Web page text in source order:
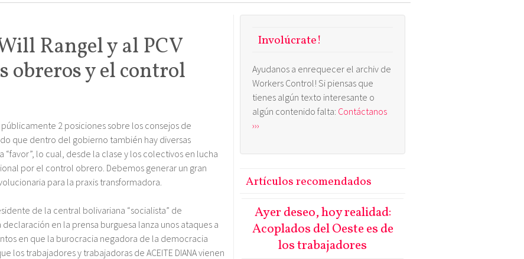
Rangel y al PCV
obreros y el control
2 posiciones sobre los consejos de
que dentro del gobierno también hay diversas
“favor”, lo cual, desde la clase y los colectivos en lucha
por el control obrero. Debemos generar un gran
para la praxis transformadora.
de la central bolivariana “socialista” de
en la prensa burguesa lanza unos ataques a
en que la burocracia negadora de la democracia
los trabajadores y trabajadoras de ACEITE DIANA vienen
Involúcrate!
Ayudanos a enrequecer el archiv de
Workers Control! Si piensas que
tienes algún texto interesante o
algún contenido falta: Contáctanos
›››
Artículos recomendados
Ayer deseo, hoy realidad:
Acoplados del Oeste es de
los trabajadores